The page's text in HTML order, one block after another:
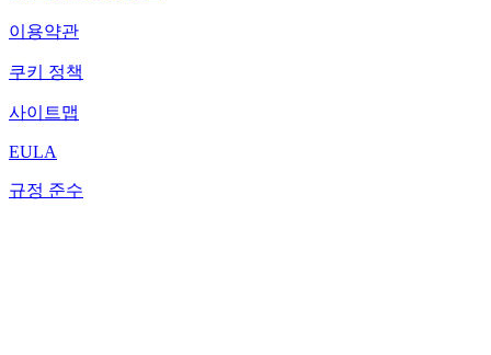
이용약관
쿠키 정책
사이트맵
EULA
규정 준수